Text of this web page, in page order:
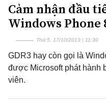
Cảm nhận đầu
Windows Phone
Thứ 5, 17/10/2013 | 11:30
GDR3 hay còn gọi là
được Microsoft phát hành
viên.